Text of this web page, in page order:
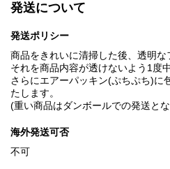
発送について
発送ポリシー
商品をきれいに清掃した後、透明な
それを商品内容が透けないよう1度
さらにエアーパッキン(ぷちぷち)に
たします。
(重い商品はダンボールでの発送と
海外発送可否
不可